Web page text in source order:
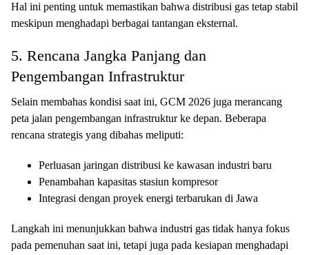
Hal ini penting untuk memastikan bahwa distribusi gas tetap stabil
meskipun menghadapi berbagai tantangan eksternal.
5. Rencana Jangka Panjang dan
Pengembangan Infrastruktur
Selain membahas kondisi saat ini, GCM 2026 juga merancang
peta jalan pengembangan infrastruktur ke depan. Beberapa
rencana strategis yang dibahas meliputi:
Perluasan jaringan distribusi ke kawasan industri baru
Penambahan kapasitas stasiun kompresor
Integrasi dengan proyek energi terbarukan di Jawa
Langkah ini menunjukkan bahwa industri gas tidak hanya fokus
pada pemenuhan saat ini, tetapi juga pada kesiapan menghadapi